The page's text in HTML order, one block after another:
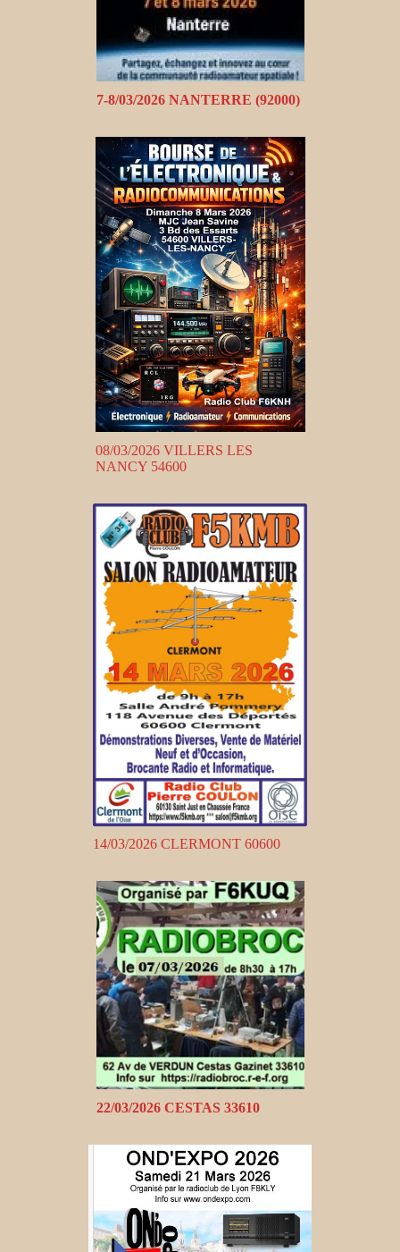
7-8/03/2026 NANTERRE (92000)
08/03/2026 VILLERS LES
NANCY 54600
14/03/2026 CLERMONT 60600
22/03/2026 CESTAS 33610